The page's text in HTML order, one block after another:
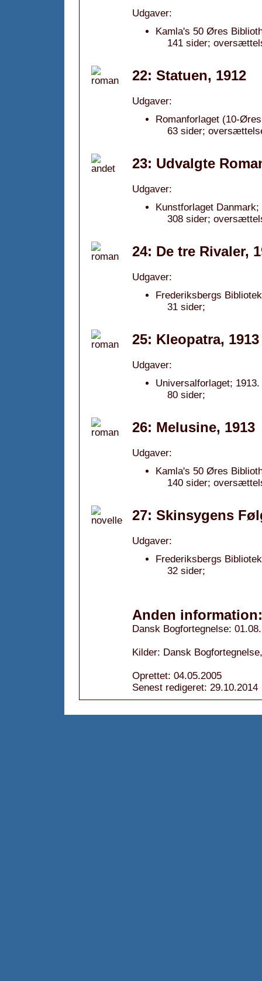
Udgaver:
Kamla's 50 Øres
141 sider;
22: Statuen, 1912
Udgaver:
Romanforlaget (10-
63 sider;
23: Udvalgte
Udgaver:
Kunstforlaget Danmark;
308 sider;
24: De tre Rivaler,
Udgaver:
Frederiksbergs
31 sider;
25: Kleopatra, 1913
Udgaver:
Universalforlaget; 1913.
80 sider;
26: Melusine, 1913
Udgaver:
Kamla's 50 Øres
140 sider;
27: Skinsygens
Udgaver:
Frederiksbergs
32 sider;
Anden information:
Dansk Bogfortegnelse:
Kilder: Dansk
Oprettet: 04.05.2005
Senest redigeret: 29.10.2014